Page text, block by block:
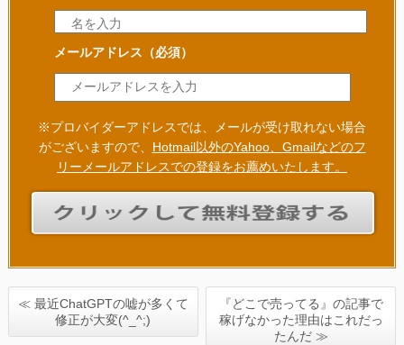
メールアドレス （必須）
※プロバイダーアドレスでは、メールが受け取れない場合
がございますので、 Hotmail以外のYahoo、Gmailなどのフ
リーメールアドレスでの登録をお薦めいたします。
≪ 最近ChatGPTの嘘が多くて
修正が大変(^_^;)
『どこで売ってる』の記事で
稼げなかった理由はこれだっ
たんだ ≫